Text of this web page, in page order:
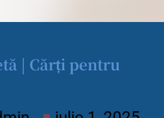
| Cărți pentru